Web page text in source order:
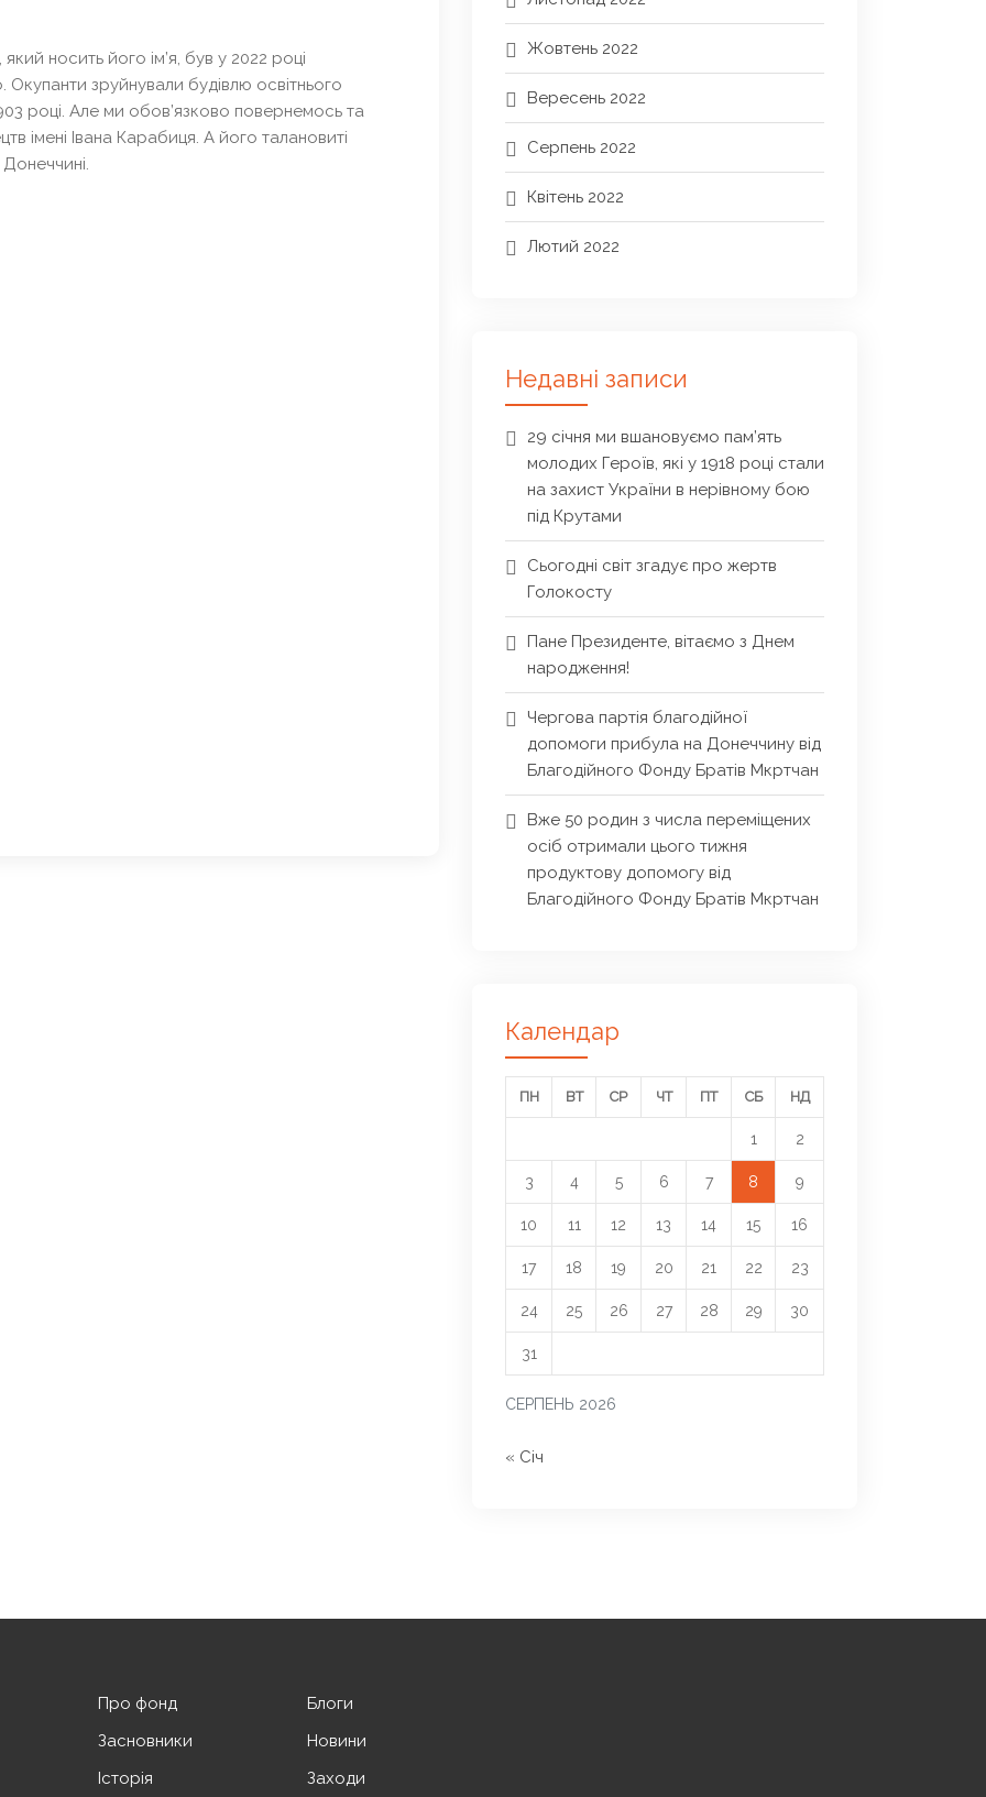
носить його ім’я, був у 2022 році
зруйнували будівлю освітнього
році. Але ми обов’язково повернемось та
імені Івана Карабиця. А його талановиті
Донеччині.
Жовтень 2022
Вересень 2022
Серпень 2022
Квітень 2022
Лютий 2022
Недавні записи
29 січня ми вшановуємо пам’ять
молодих Героїв, які у 1918 році стали
на захист України в нерівному бою
під Крутами
Сьогодні світ згадує про жертв
Голокосту
Пане Президенте, вітаємо з Днем
народження!
Чергова партія благодійної
допомоги прибула на Донеччину від
Благодійного Фонду Братів Мкртчан
Вже 50 родин з числа переміщених
осіб отримали цього тижня
продуктову допомогу від
Благодійного Фонду Братів Мкртчан
Календар
СЕРПЕНЬ 2026
ПН ВТ СР ЧТ ПТ СБ НД
1 2
3 4 5 6 7 8 9
10 11 12 13 14 15 16
17 18 19 20 21 22 23
24 25 26 27 28 29 30
31
« Січ
Про фонд
Засновники
Історія
Блоги
Новини
Заходи